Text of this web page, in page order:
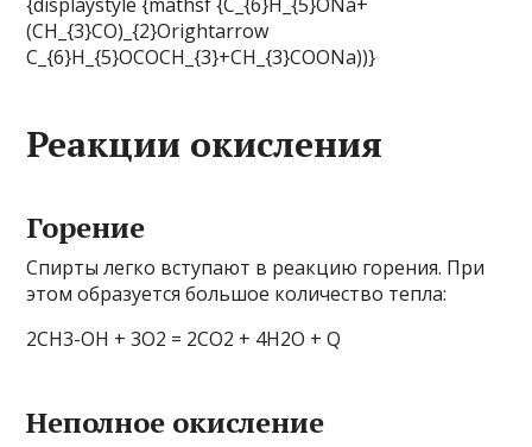
(CH_{3}CO)_{2}Orightarrow
C_{6}H_{5}OCOCH_{3}+CH_{3}COONa))}
Реакции окисления
Горение
Спирты легко вступают в реакцию горения. При
этом образуется большое количество тепла:
2СН3-ОН + 3O2 = 2CO2 + 4H2O + Q
Неполное окисление